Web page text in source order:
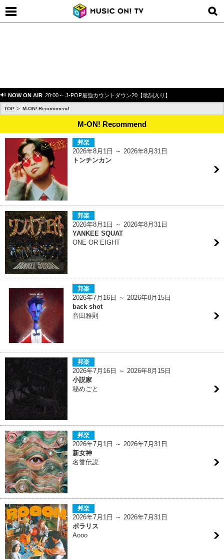
NOW ON AIR 20:00～ J-POP最強カウントダウン20【歌詞入り】
TOP M-ON! Recommend
M-ON! Recommend
邦楽
2026年8月1日 ～ 2026年8月31日
トンチンカン
邦楽
2026年8月1日 ～ 2026年8月31日
YANKEE SQUAT
ONE OR EIGHT
邦楽
2026年7月16日 ～ 2026年8月15日
back shot
音田雅則
邦楽
2026年7月16日 ～ 2026年8月15日
小説家
秘めごと
邦楽
2026年7月1日 ～ 2026年7月31日
新女神
名誉伝説
邦楽
2026年7月1日 ～ 2026年7月31日
ポラリス
Aooo